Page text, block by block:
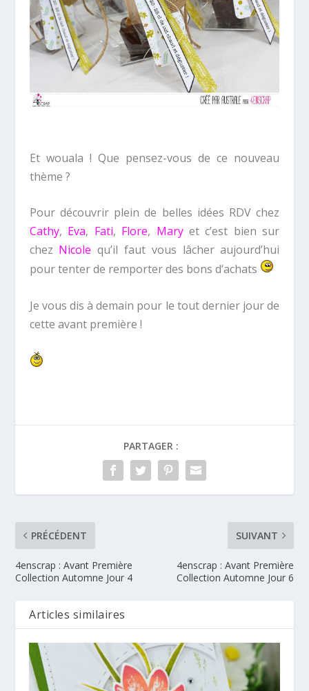
Et wouala ! Que pensez-vous de ce nouveau
thème ?
Pour découvrir plein de belles idées RDV chez
Cathy, Eva, Fati, Flore, Maryet c’est bien sur
chez Nicole qu’il faut vous lâcher aujourd’hui
pour tenter de remporter des bons d’achats
Je vous dis à demain pour le tout dernier jour de
cette avant première !
PARTAGER :
PRÉCÉDENT
4enscrap : Avant Première
Collection Automne Jour 4
SUIVANT
4enscrap : Avant Première
Collection Automne Jour 6
Articles similaires